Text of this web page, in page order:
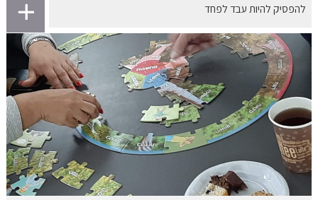
להפסיק להיות עבד לפחד